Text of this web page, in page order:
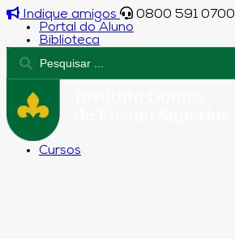
Indique amigos
0800 591 0700
Portal do Aluno
Biblioteca
Cursos